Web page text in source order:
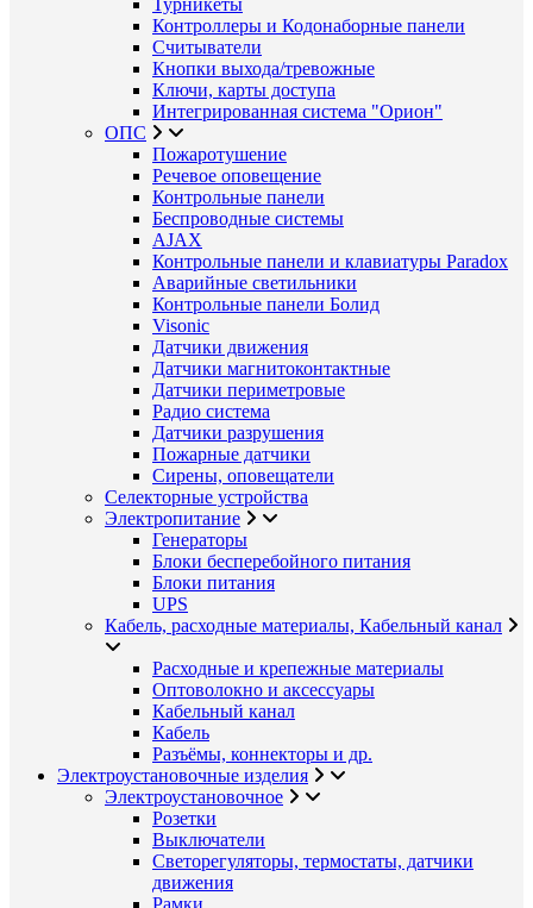
Турникеты
Контроллеры и Кодонаборные панели
Считыватели
Кнопки выхода/тревожные
Ключи, карты доступа
Интегрированная система "Орион"
ОПС
Пожаротушение
Речевое оповещение
Контрольные панели
Беспроводные системы
AJAX
Контрольные панели и клавиатуры Paradox
Аварийные светильники
Контрольные панели Болид
Visonic
Датчики движения
Датчики магнитоконтактные
Датчики периметровые
Радио система
Датчики разрушения
Пожарные датчики
Сирены, оповещатели
Селекторные устройства
Электропитание
Генераторы
Блоки бесперебойного питания
Блоки питания
UPS
Кабель, расходные материалы, Кабельный канал
Расходные и крепежные материалы
Оптоволокно и аксессуары
Кабельный канал
Кабель
Разъёмы, коннекторы и др.
Электроустановочные изделия
Электроустановочное
Розетки
Выключатели
Светорегуляторы, термостаты, датчики
движения
Рамки